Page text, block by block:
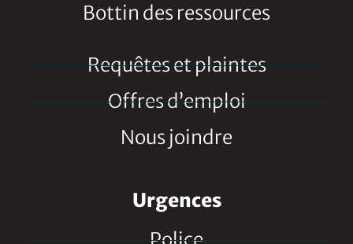
Bottin des ressources
Requêtes et plaintes
Offres d’emploi
Nous joindre
Urgences